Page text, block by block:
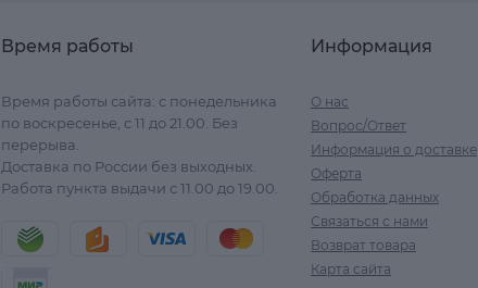
Время работы
Время работы сайта: с понедельника
по воскресенье, с 11 до 21.00. Без
перерыва.
Доставка по России без выходных.
Работа пункта выдачи с 11.00 до 19.00.
Информация
О нас
Вопрос/Ответ
Информация о доставке
Оферта
Обработка данных
Связаться с нами
Возврат товара
Карта сайта